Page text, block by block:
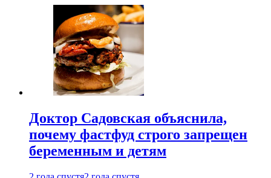
Доктор Садовская объяснила,
почему фастфуд строго запрещен
беременным и детям